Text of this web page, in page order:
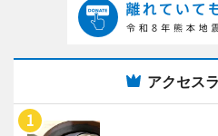
アクセス